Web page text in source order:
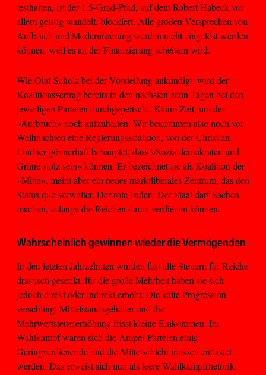
festhalten, ist der 1,5-Grad-Pfad, auf dem Robert Habeck vor
allem geistig wandelt, blockiert. Alle großen Versprechen von
Aufbruch und Modernisierung werden nicht eingelöst werden
können, weil es an der Finanzierung scheitern wird.
Wie Olaf Scholz bei der Vorstellung ankündigt, wird der
Koalitionsvertrag bereits in den nächsten zehn Tagen bei den
jeweiligen Parteien durchgepeitscht. Kaum Zeit, um den
»Aufbruch« noch aufzuhalten. Wir bekommen also noch vor
Weihnachten eine Regierungskoalition, von der Christian
Lindner gönnerhaft behauptet, dass »Sozialdemokraten und
Grüne stolz sein« können. Er bezeichnet sie als Koalition der
»Mitte«, meint aber ein neues marktliberales Zentrum, das den
Status quo verwaltet. Der rote Faden: Der Staat darf Sachen
machen, solange die Reichen daran verdienen können.
Wahrscheinlich gewinnen wieder die Vermögenden
In den letzten Jahrzehnten wurden fast alle Steuern für Reiche
drastisch gesenkt, für die große Mehrheit haben sie sich
jedoch direkt oder indirekt erhöht. Die kalte Progression
verschlingt Mittelstandsgehälter und die
Mehrwertsteuererhöhung frisst kleine Einkommen. Im
Wahlkampf waren sich die Ampel-Parteien einig:
Geringverdienende und die Mittelschicht müssen entlastet
werden. Das erweist sich nun als leere Wahlkampfrhetorik.